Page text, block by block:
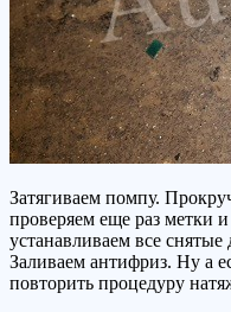
Затягиваем помпу.
проверяем еще раз метки
устанавливаем все
Заливаем антифриз. Ну а
повторить процедуру